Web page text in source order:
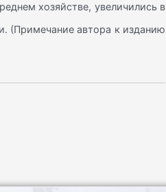
хозяйстве, увеличились в
(Примечание автора к изданию